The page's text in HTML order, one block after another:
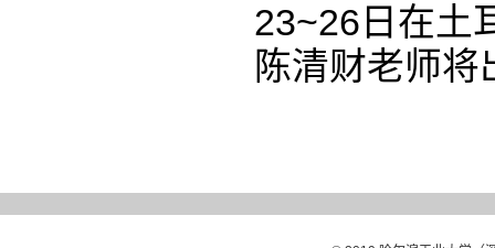
23~26日在土
陈清财老师将